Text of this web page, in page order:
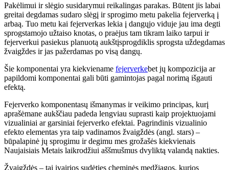
Pakėlimui ir slėgio susidarymui reikalingas parakas. Būtent jis labai
greitai degdamas sudaro slėgį ir sprogimo metu pakelia fejerverką į
arbaą. Tuo metu kai fejerverkas lekia į dangųjo viduje jau ima degti
sprogstamojo užtaiso knotas, o praėjus tam tikram laiko tarpui ir
fejerverkui pasiekus planuotą aukštįsprogdiklis sprogsta uždegdamas
žvaigždes ir jas pažerdamas po visą dangų.
Šie komponentai yra kiekviename fejerverkebet jų kompozicija ar
papildomi komponentai gali būti gamintojas pagal norimą išgauti
efektą.
Fejerverko komponentasų išmanymas ir veikimo principas, kurį
aprašėmane aukščiau padeda lengviau suprasti kaip projektuojami
vizualiniai ar garsiniai fejerverko efektai. Pagrindinis vizualinio
efekto elementas yra taip vadinamos žvaigždės (angl. stars) –
būpalapinė jų sprogimu ir degimu mes grožašės kiekvienais
Naujaisiais Metais laikrodžiui aššmušmus dvyliktą valandą nakties.
Žvaigždės – tai įvairios sudėties cheminės medžiagos, kurios